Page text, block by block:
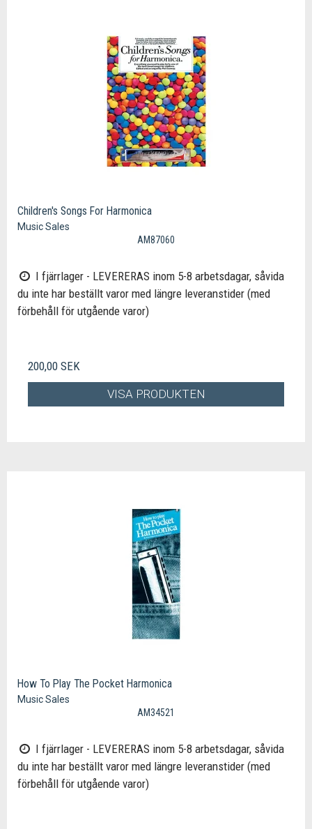
Children's Songs For Harmonica
Music Sales
AM87060
I fjärrlager - LEVERERAS inom 5-8 arbetsdagar, såvida
du inte har beställt varor med längre leveranstider (med
förbehåll för utgående varor)
200,00 SEK
VISA PRODUKTEN
How To Play The Pocket Harmonica
Music Sales
AM34521
I fjärrlager - LEVERERAS inom 5-8 arbetsdagar, såvida
du inte har beställt varor med längre leveranstider (med
förbehåll för utgående varor)